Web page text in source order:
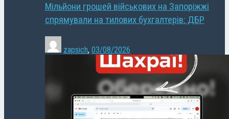
Мільйони грошей військових на Запоріжжі
спрямували на тилових бухгалтерів: ДБР
zapsich, 03/08/2026